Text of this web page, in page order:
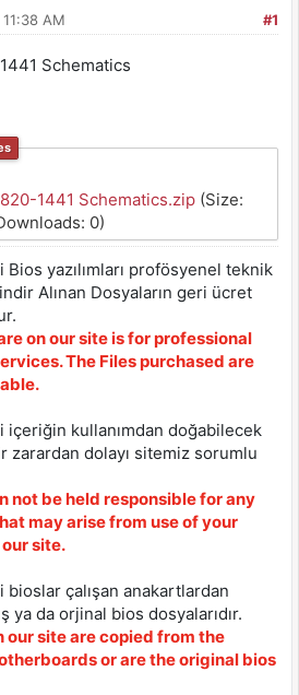
#1
AM
Schematics
1441 Schematics.zip(Size:
0)
yazılımları profösyenel teknik
Alınan Dosyaların geri ücret
on our site is for professional
The Files purchased are
içeriğin kullanımdan doğabilecek
zarardan dolayı sitemiz sorumlu
not be held responsible for any
may arise from use of your
site.
bioslar çalışan anakartlardan
ya da orjinal bios dosyalarıdır.
our site are copied from the
or are the original bios